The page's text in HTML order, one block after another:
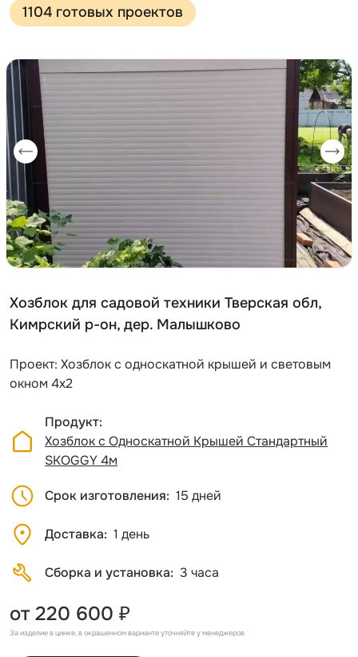
1104 готовых проектов
Хозблок для садовой техники Тверская обл,
Кимрский р-он, дер. Малышково
Проект: Хозблок с односкатной крышей и световым
окном 4х2
Продукт
Хозблок с Односкатной Крышей Стандартный
SKOGGY 4м
Срок изготовления 15 дней
Доставка 1 день
Сборка и установка 3 часа
от 220 600 ₽
За изделие в цинке, в окрашенном варианте уточняйте у менеджеров